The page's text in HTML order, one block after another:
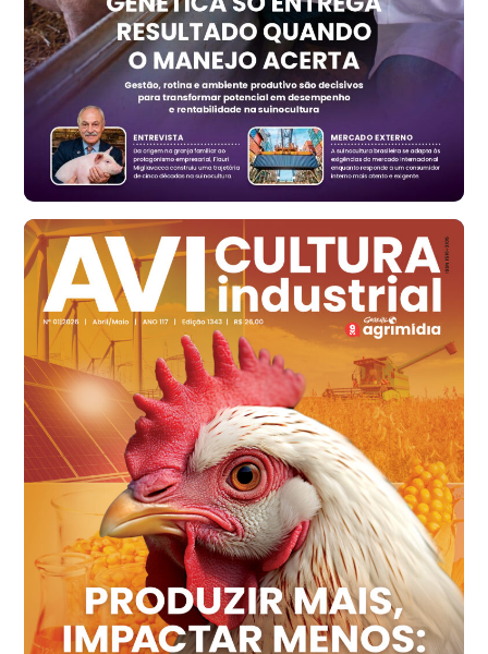
Ovo Vermelho - Regional
Vermelho
R$ 171,15
Ovo Branco - Regional
Santa Maria do Jetibá (ES)
R$ 139,43
cx
Ovo Branco - Regional
Recife (PE)
R$ 149,79
Ovo Vermelho - Regional
Recife (PE)
R$ 158,77